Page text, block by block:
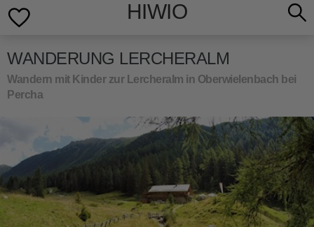
HIWIO
WANDERUNG LERCHERALM
Wandern mit Kinder zur Lercheralm in Oberwielenbach bei
Percha